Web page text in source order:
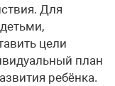
Для
цели
план
ребёнка.